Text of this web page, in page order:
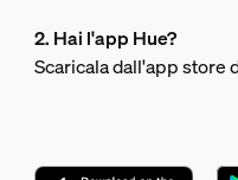
2. Hai l'app Hue?
Scaricala dall'app store